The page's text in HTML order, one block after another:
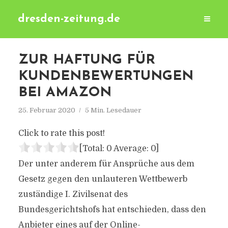
dresden-zeitung.de
ZUR HAFTUNG FÜR
KUNDENBEWERTUNGEN
BEI AMAZON
25. Februar 2020 5 Min. Lesedauer
Click to rate this post!
[Total: 0 Average: 0]
Der unter anderem für Ansprüche aus dem
Gesetz gegen den unlauteren Wettbewerb
zuständige I. Zivilsenat des
Bundesgerichtshofs hat entschieden, dass den
Anbieter eines auf der Online-